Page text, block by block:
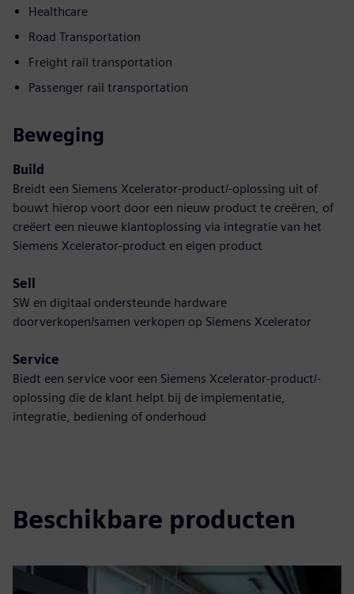
Healthcare
Road Transportation
Freight rail transportation
Passenger rail transportation
Beweging
Build
Breidt een Siemens Xcelerator-product/-oplossing uit of
bouwt hierop voort door een nieuw product te creëren, of
creëert een nieuwe klantoplossing via integratie van het
Siemens Xcelerator-product en eigen product
Sell
SW en digitaal ondersteunde hardware
doorverkopen/samen verkopen op Siemens Xcelerator
Service
Biedt een service voor een Siemens Xcelerator-product/-
oplossing die de klant helpt bij de implementatie,
integratie, bediening of onderhoud
Beschikbare producten